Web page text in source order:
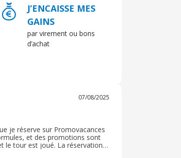
J’ENCAISSE MES
GAINS
par virement ou bons
d’achat
07/08/2025
je réserve sur Promovacances
et des promotions sont
le tour est joué. La réservation
règkement se fait également